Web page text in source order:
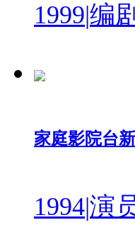
1999|编剧
家庭影院台
1994|演